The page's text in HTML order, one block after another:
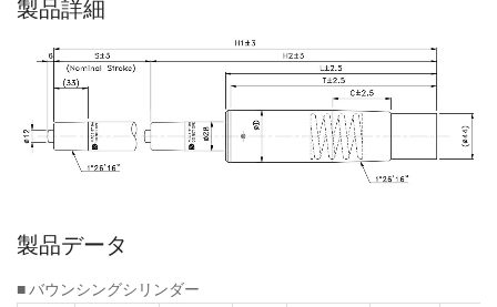
製品詳細
製品データ
■ バウンシングシリンダー